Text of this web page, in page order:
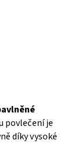
povlečení je
díky vysoké